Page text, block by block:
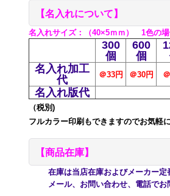
【名入れについて】
名入れサイズ：（40×5ｍｍ） 1色の
300
個
600
個
名入れ加工
代
＠33円 ＠30円
名入れ版代
（税別)
フルカラー印刷もできますのでお気軽
【商品在庫】
在庫は当店在庫およびメーカー定番
メール、お問い合わせ、電話でお